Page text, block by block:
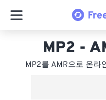
MP2 -
MP2를 AMR으로 온라